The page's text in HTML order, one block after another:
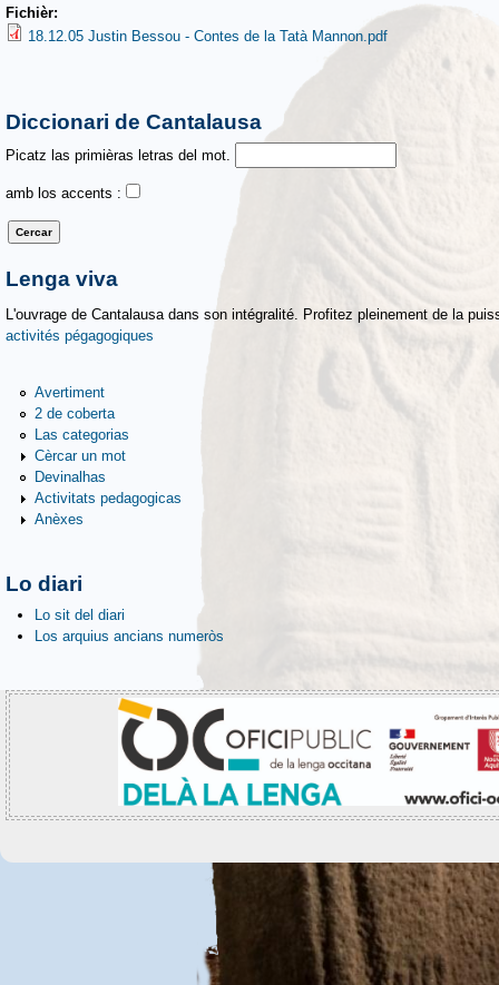
Fichièr:
18.12.05 Justin Bessou - Contes de la Tatà Mannon.pdf
Diccionari de Cantalausa
Picatz las primièras letras del mot.
amb los accents :
Lenga viva
L'ouvrage de Cantalausa dans son intégralité. Profitez pleinement de la
activités pégagogiques
Avertiment
2 de coberta
Las categorias
Cèrcar un mot
Devinalhas
Activitats pedagogicas
Anèxes
Lo diari
Lo sit del diari
Los arquius ancians numeròs